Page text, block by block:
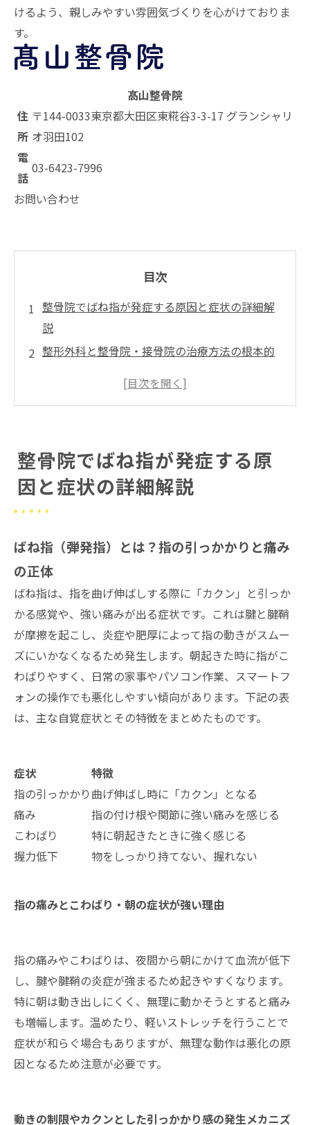
けるよう、親しみやすい雰囲気づくりを心がけておりま
す。
髙山整骨院
住
所
〒144-0033東京都大田区東糀谷3-3-17 グランシャリ
オ羽田102
電
話
03-6423-7996
お問い合わせ
目次
整骨院でばね指が発症する原因と症状の詳細解
説
整形外科と整骨院・接骨院の治療方法の根本的
ばね指が治らない・悪化する理由と根本改善の
整骨院でばね指が発症する原
因と症状の詳細解説
ばね指（弾発指）とは？指の引っかかりと痛み
の正体
ばね指は、指を曲げ伸ばしする際に「カクン」と引っか
かる感覚や、強い痛みが出る症状です。これは腱と腱鞘
が摩擦を起こし、炎症や肥厚によって指の動きがスムー
ズにいかなくなるため発生します。朝起きた時に指がこ
わばりやすく、日常の家事やパソコン作業、スマートフ
ォンの操作でも悪化しやすい傾向があります。下記の表
は、主な自覚症状とその特徴をまとめたものです。
症状
特徴
指の引っかかり曲げ伸ばし時に「カクン」となる
痛み
指の付け根や関節に強い痛みを感じる
こわばり
特に朝起きたときに強く感じる
握力低下
物をしっかり持てない、握れない
指の痛みとこわばり・朝の症状が強い理由
指の痛みやこわばりは、夜間から朝にかけて血流が低下
し、腱や腱鞘の炎症が強まるため起きやすくなります。
特に朝は動き出しにくく、無理に動かそうとすると痛み
も増幅します。温めたり、軽いストレッチを行うことで
症状が和らぐ場合もありますが、無理な動作は悪化の原
因となるため注意が必要です。
動きの制限やカクンとした引っかかり感の発生メカニズ